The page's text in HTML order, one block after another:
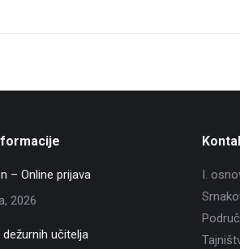
– Online prijava
2026
učitelja
I.